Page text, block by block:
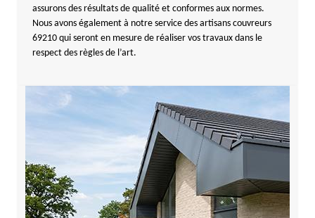
assurons des résultats de qualité et conformes aux normes.
Nous avons également à notre service des artisans couvreurs
69210 qui seront en mesure de réaliser vos travaux dans le
respect des règles de l’art.